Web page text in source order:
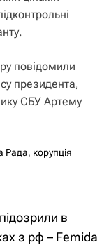
повідомили
президента,
СБУ Артему
Рада, корупція
в
з рф – Femida